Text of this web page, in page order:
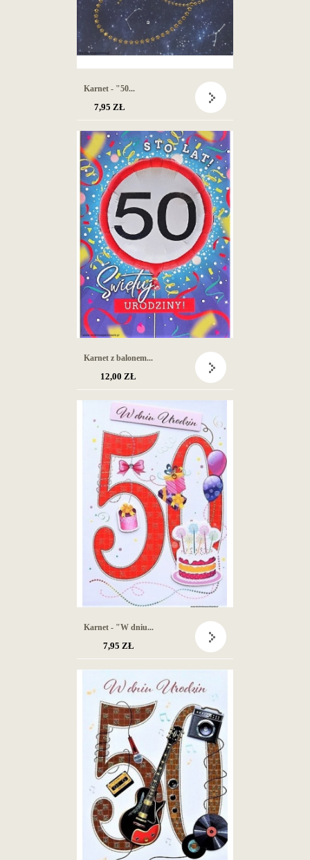
Karnet - "50...
7,95 ZŁ
Karnet z balonem...
12,00 ZŁ
Karnet - "W dniu...
7,95 ZŁ